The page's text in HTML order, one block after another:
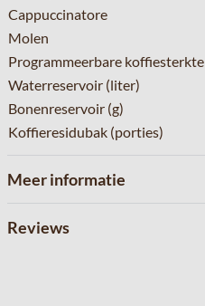
Cappuccinatore
Molen
Programmeerbare koffiesterkte
Waterreservoir (liter)
Bonenreservoir (g)
Koffieresidubak (porties)
Meer informatie
Reviews